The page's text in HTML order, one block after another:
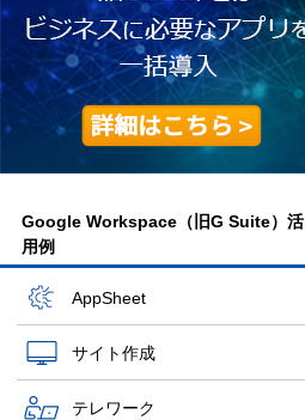
Google Workspace（旧G Suite）活
用例
AppSheet
サイト作成
テレワーク